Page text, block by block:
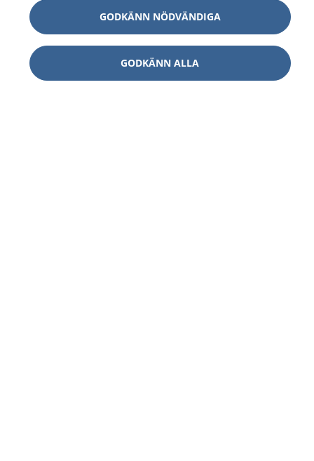
GODKÄNN NÖDVÄNDIGA
GODKÄNN ALLA